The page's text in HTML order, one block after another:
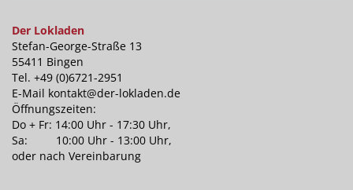
Der Lokladen
Stefan-George-Straße 13
55411 Bingen
Tel. +49 (0)6721-2951
E-Mail kontakt@der-lokladen.de
Öffnungszeiten:
Do + Fr: 14:00 Uhr - 17:30 Uhr,
Sa: 10:00 Uhr - 13:00 Uhr,
oder nach Vereinbarung